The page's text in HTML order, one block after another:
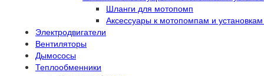
Шланги для мотопомп
Аксессуары к мотопомпам и
Электродвигатели
Вентиляторы
Дымососы
Теплообменники